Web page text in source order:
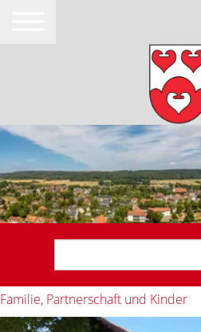
Familie, Partnerschaft und Kinder